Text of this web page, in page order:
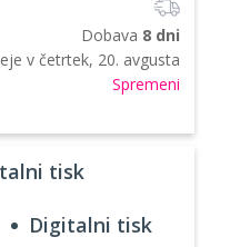
Dobava 8 dni
v četrtek, 20. avgusta
Spremeni
tisk
Digitalni tisk